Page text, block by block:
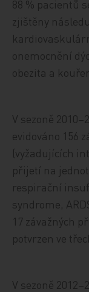
88 % pacientů
zjištěny
onemocnění
obezita a
V sezoně
evidováno 156
(vyžadujících
přijetí na
respirační
syndrome,
17 závažných
potvrzen ve
V sezoně